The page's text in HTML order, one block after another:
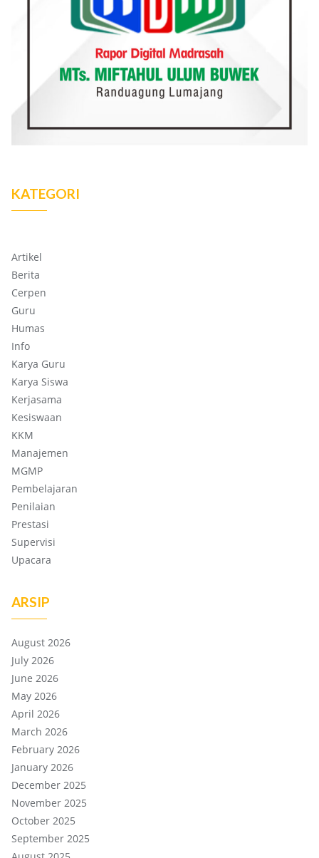
KATEGORI
Artikel
Berita
Cerpen
Guru
Humas
Info
Karya Guru
Karya Siswa
Kerjasama
Kesiswaan
KKM
Manajemen
MGMP
Pembelajaran
Penilaian
Prestasi
Supervisi
Upacara
ARSIP
August 2026
July 2026
June 2026
May 2026
April 2026
March 2026
February 2026
January 2026
December 2025
November 2025
October 2025
September 2025